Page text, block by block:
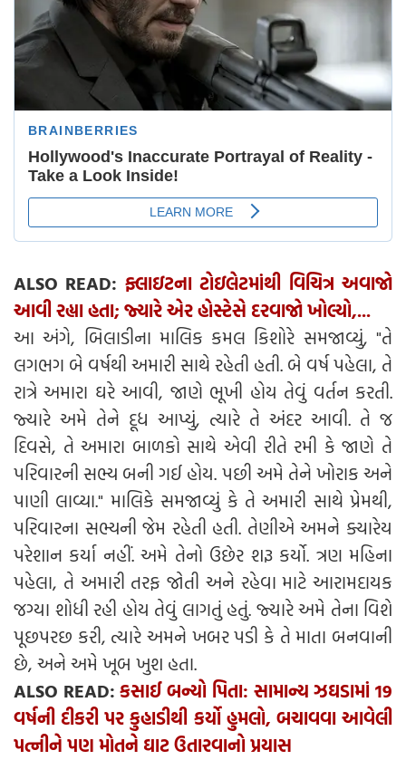
ALSO READ: ફ્લાઇટના ટોઇલેટમાંથી વિચિત્ર અવાજો
આવી રહ્યા હતા; જ્યારે એર હોસ્ટેસે દરવાજો ખોલ્યો,...
આ અંગે, બિલાડીના માલિક કમલ કિશોરે સમજાવ્યું, "તે
લગભગ બે વર્ષથી અમારી સાથે રહેતી હતી. બે વર્ષ પહેલા, તે
રાત્રે અમારા ઘરે આવી, જાણે ભૂખી હોય તેવું વર્તન કરતી.
જ્યારે અમે તેને દૂધ આપ્યું, ત્યારે તે અંદર આવી. તે જ
દિવસે, તે અમારા બાળકો સાથે એવી રીતે રમી કે જાણે તે
પરિવારની સભ્ય બની ગઈ હોય. પછી અમે તેને ખોરાક અને
પાણી લાવ્યા." માલિકે સમજાવ્યું કે તે અમારી સાથે પ્રેમથી,
પરિવારના સભ્યની જેમ રહેતી હતી. તેણીએ અમને ક્યારેય
પરેશાન કર્યા નહીં. અમે તેનો ઉછેર શરૂ કર્યો. ત્રણ મહિના
પહેલા, તે અમારી તરફ જોતી અને રહેવા માટે આરામદાયક
જગ્યા શોધી રહી હોય તેવું લાગતું હતું. જ્યારે અમે તેના વિશે
પૂછપરછ કરી, ત્યારે અમને ખબર પડી કે તે માતા બનવાની
છે, અને અમે ખૂબ ખુશ હતા.
ALSO READ:કસાઈ બન્યો પિતા: સામાન્ય ઝઘડામાં 19
વર્ષની દીકરી પર કુહાડીથી કર્યો હુમલો, બચાવવા આવેલી
પત્નીને પણ મોતને ઘાટ ઉતારવાનો પ્રયાસ